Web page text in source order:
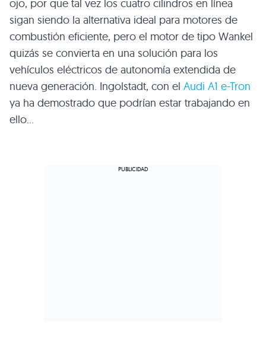
ojo, por que tal vez los cuatro cilindros en línea
sigan siendo la alternativa ideal para motores de
combustión eficiente, pero el motor de tipo Wankel
quizás se convierta en una solución para los
vehículos eléctricos de autonomía extendida de
nueva generación. Ingolstadt, con el Audi A1 e-Tron
ya ha demostrado que podrían estar trabajando en
ello…